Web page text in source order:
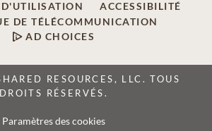
ACCESSIBILITÉ
DE TÉLÉCOMMUNICATION
AD CHOICES
RESOURCES, LLC. TOUS
DROITS RÉSERVÉS.
Paramètres des cookies